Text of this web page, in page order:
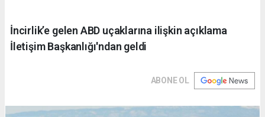
İncirlik’e gelen ABD uçaklarına ilişkin açıklama
İletişim Başkanlığı'ndan geldi
ABONE OL